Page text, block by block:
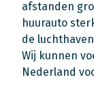
afstanden
huurauto
de
Wij kunnen
Nederland